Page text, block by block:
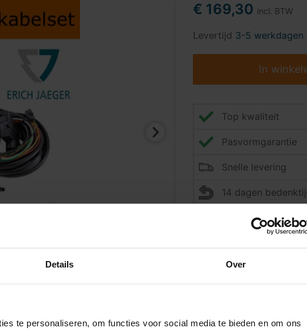
Details Over
te personaliseren, om functies voor social media te bieden en om ons
€ 169,30 incl. BTW
Levertijd 3-5 werkdagen
In
Top kwaliteit
Pasvormgarantie
Snelle levering
14 dagen
Klantbeoordeling